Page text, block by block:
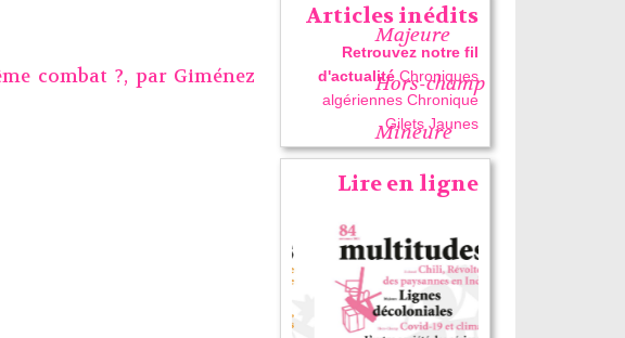
Majeure
Hors-champ
Mineure
combat ?, par Giménez
Articles inédits
Retrouvez notre fil
d'actualité Chroniques
algériennes Chronique
Gilets Jaunes
Lire en ligne